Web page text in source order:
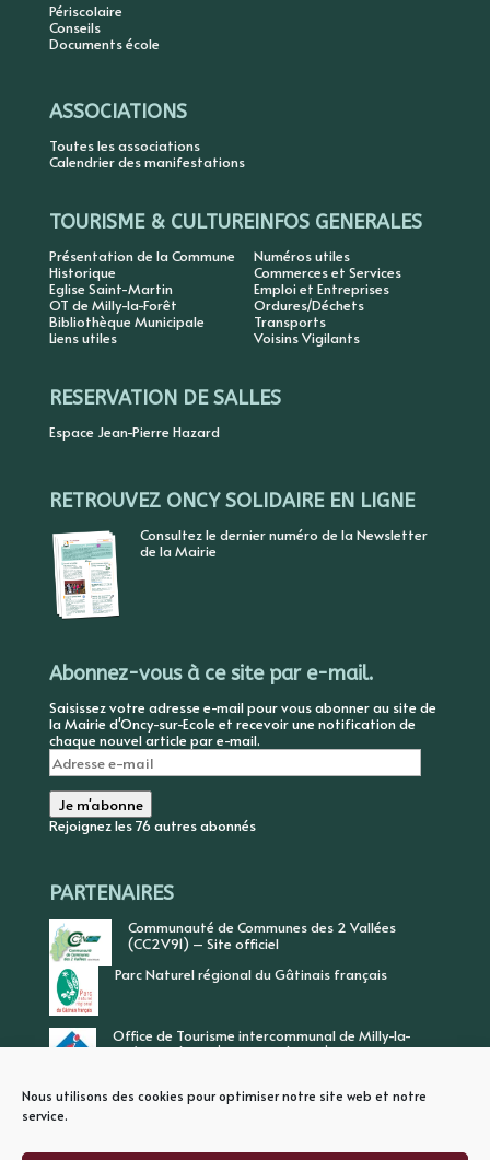
Nous utilisons des cookies pour optimiser notre site web et notre
service.
Périscolaire
Conseils
Documents école
ASSOCIATIONS
Toutes les associations
Calendrier des manifestations
TOURISME & CULTURE
Présentation de la Commune
Historique
Eglise Saint-Martin
OT de Milly-la-Forêt
Bibliothèque Municipale
Liens utiles
INFOS GENERALES
Numéros utiles
Commerces et Services
Emploi et Entreprises
Ordures/Déchets
Transports
Voisins Vigilants
RESERVATION DE SALLES
Espace Jean-Pierre Hazard
RETROUVEZ ONCY SOLIDAIRE EN LIGNE
Consultez le dernier numéro de la Newsletter
de la Mairie
Abonnez-vous à ce site par e-mail.
Saisissez votre adresse e-mail pour vous abonner au site de
la Mairie d'Oncy-sur-Ecole et recevoir une notification de
chaque nouvel article par e-mail.
Adresse
e-
mail
Je m'abonne
Rejoignez les 76 autres abonnés
PARTENAIRES
Communauté de Communes des 2 Vallées
(CC2V91) – Site officiel
Parc Naturel régional du Gâtinais français
Office de Tourisme intercommunal de Milly-la-
Forêt, Vallée de l’Ecole, Vallée de l’Essonne